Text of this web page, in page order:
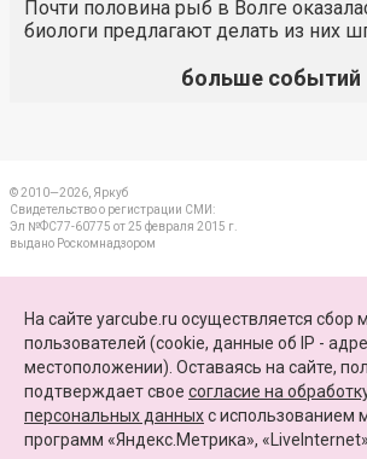
Почти половина рыб в Волге
биологи предлагают делать из них
больше событий
© 2010—2026, Яркуб
Свидетельство о регистрации СМИ:
Эл №ФС77-60775 от 25 февраля 2015 г.
выдано Роскомнадзором
ПАРТНЕРЫ
КАРТА САЙТА
+7 (4852) 64-15-52
На сайте yarcube.ru осуществляется сбор
пользователей (cookie, данные об IP -
местоположении). Оставаясь на сайте,
подтверждает свое согласие на
персональных данныхc использованием
программ «Яндекс.Метрика», «LiveInternet».